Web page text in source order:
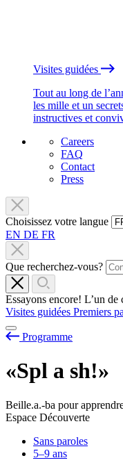
Visites guidées
Tout au long de
les mille et un
instructives et
Careers
FAQ
Contact
Press
Choisissez votre langue
EN DE FR
Que recherchez-vous?
Essayons encore! L’un
Visites guidées Premiers
Programme
«Spl a sh!»
Beille.a.-ba pour
Espace Découverte
Sans paroles
5–9 ans